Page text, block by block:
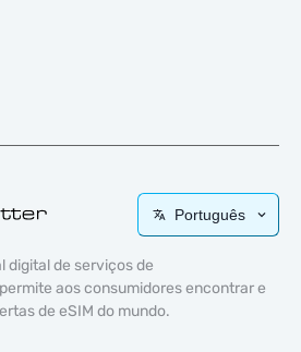
Português
digital de serviços de
aos consumidores encontrar e
de eSIM do mundo.